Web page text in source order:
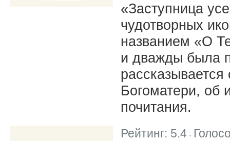
«Заступница
чудотворных
названием «O
и дважды была
Богоматери, об
почитания.
Рейтинг: 5.4